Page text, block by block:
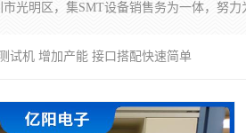
试机 增加产能 接口搭配快速简单